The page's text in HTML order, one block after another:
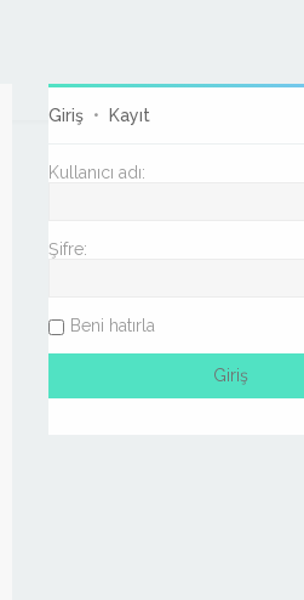
Giriş • Kayıt
Kullanıcı adı:
Şifre:
Beni hatırla